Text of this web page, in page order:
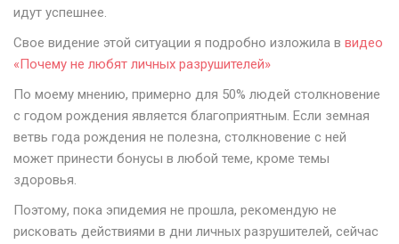
идут успешнее.
Свое видение этой ситуации я подробно изложила в видео
«Почему не любят личных разрушителей»
По моему мнению, примерно для 50% людей столкновение
с годом рождения является благоприятным. Если земная
ветвь года рождения не полезна, столкновение с ней
может принести бонусы в любой теме, кроме темы
здоровья.
Поэтому, пока эпидемия не прошла, рекомендую не
рисковать действиями в дни личных разрушителей, сейчас